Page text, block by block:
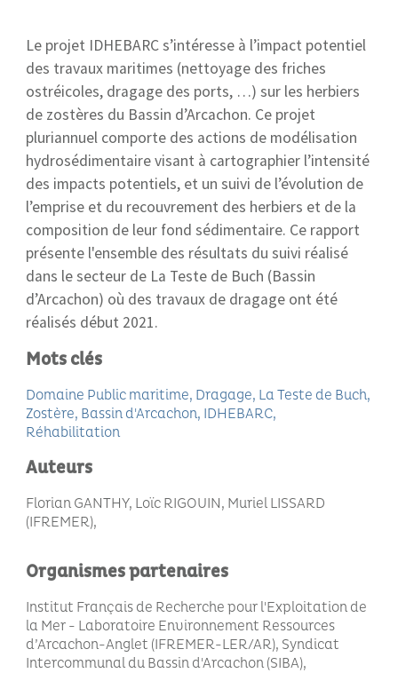
Le projet IDHEBARC s’intéresse à l’impact potentiel
des travaux maritimes (nettoyage des friches
ostréicoles, dragage des ports, …) sur les herbiers
de zostères du Bassin d’Arcachon. Ce projet
pluriannuel comporte des actions de modélisation
hydrosédimentaire visant à cartographier l’intensité
des impacts potentiels, et un suivi de l’évolution de
l’emprise et du recouvrement des herbiers et de la
composition de leur fond sédimentaire. Ce rapport
présente l'ensemble des résultats du suivi réalisé
dans le secteur de La Teste de Buch (Bassin
d’Arcachon) où des travaux de dragage ont été
réalisés début 2021.
Mots clés
Domaine Public maritime Dragage La Teste de Buch
Zostère Bassin d'Arcachon IDHEBARC
Réhabilitation
Auteurs
Florian GANTHY, Loïc RIGOUIN, Muriel LISSARD
(IFREMER)
Organismes partenaires
Institut Français de Recherche pour l'Exploitation de
la Mer - Laboratoire Environnement Ressources
d’Arcachon-Anglet (IFREMER-LER/AR), Syndicat
Intercommunal du Bassin d'Arcachon (SIBA)